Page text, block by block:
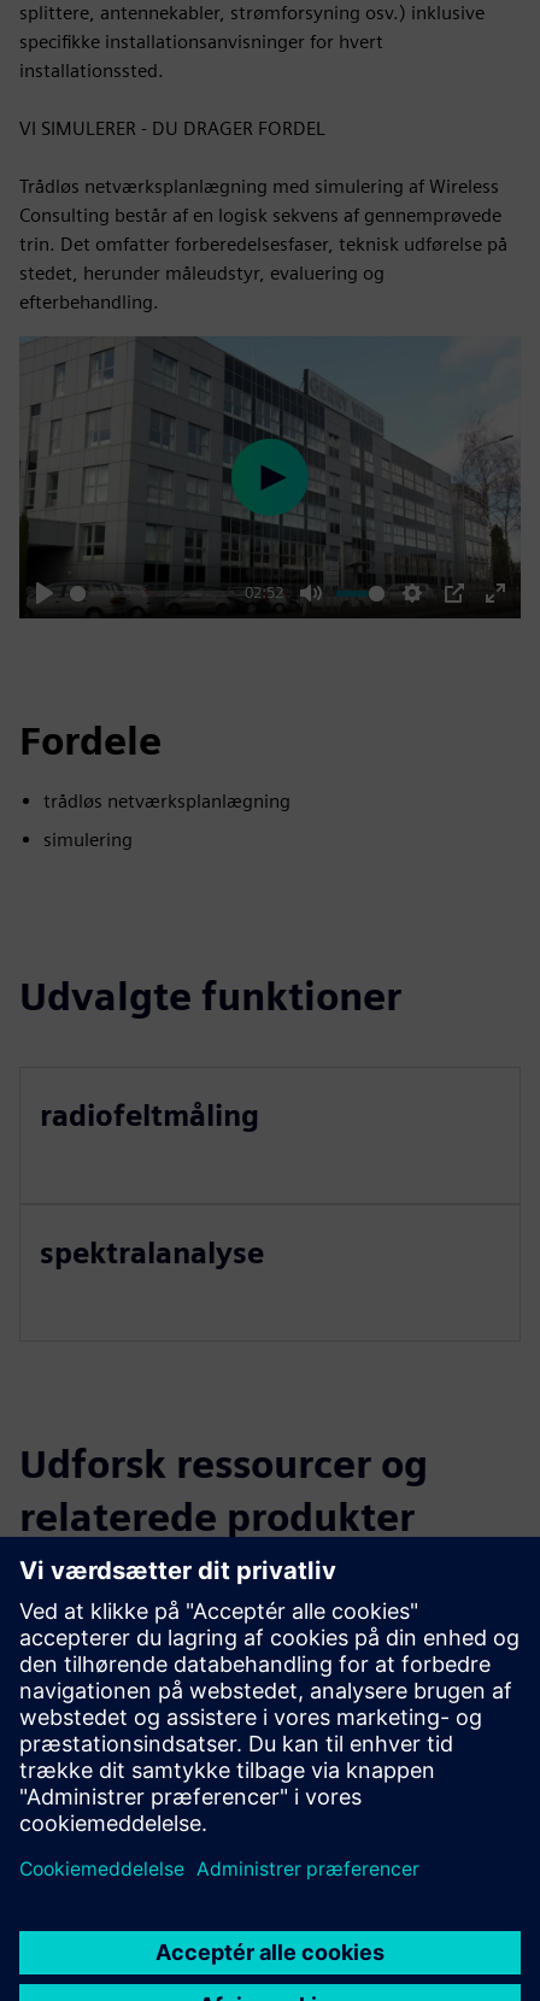
splittere, antennekabler, strømforsyning osv.) inklusive
specifikke installationsanvisninger for hvert
installationssted.
VI SIMULERER - DU DRAGER FORDEL
Trådløs netværksplanlægning med simulering af Wireless
Consulting består af en logisk sekvens af gennemprøvede
trin. Det omfatter forberedelsesfaser, teknisk udførelse på
stedet, herunder måleudstyr, evaluering og
efterbehandling.
Play
02:52
Mute Settings
PIP
Enter
Play
Fordele
trådløs netværksplanlægning
simulering
Udvalgte funktioner
radiofeltmåling
spektralanalyse
Udforsk ressourcer og
relaterede produkter
Yderligere oplysninger og
ressourcer
Trådløs netværksplanlægning med simulering
Forudsætninger